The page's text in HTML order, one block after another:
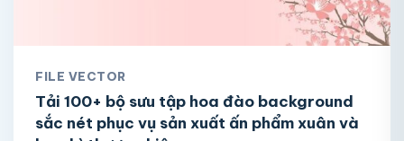
FILE VECTOR
Tải 100+ bộ sưu tập hoa đào background
sắc nét phục vụ sản xuất ấn phẩm xuân và